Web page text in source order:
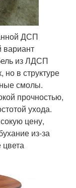
ДСП
вариант
из ЛДСП
в структуре
смолы.
прочностью,
ухода.
цену,
из-за